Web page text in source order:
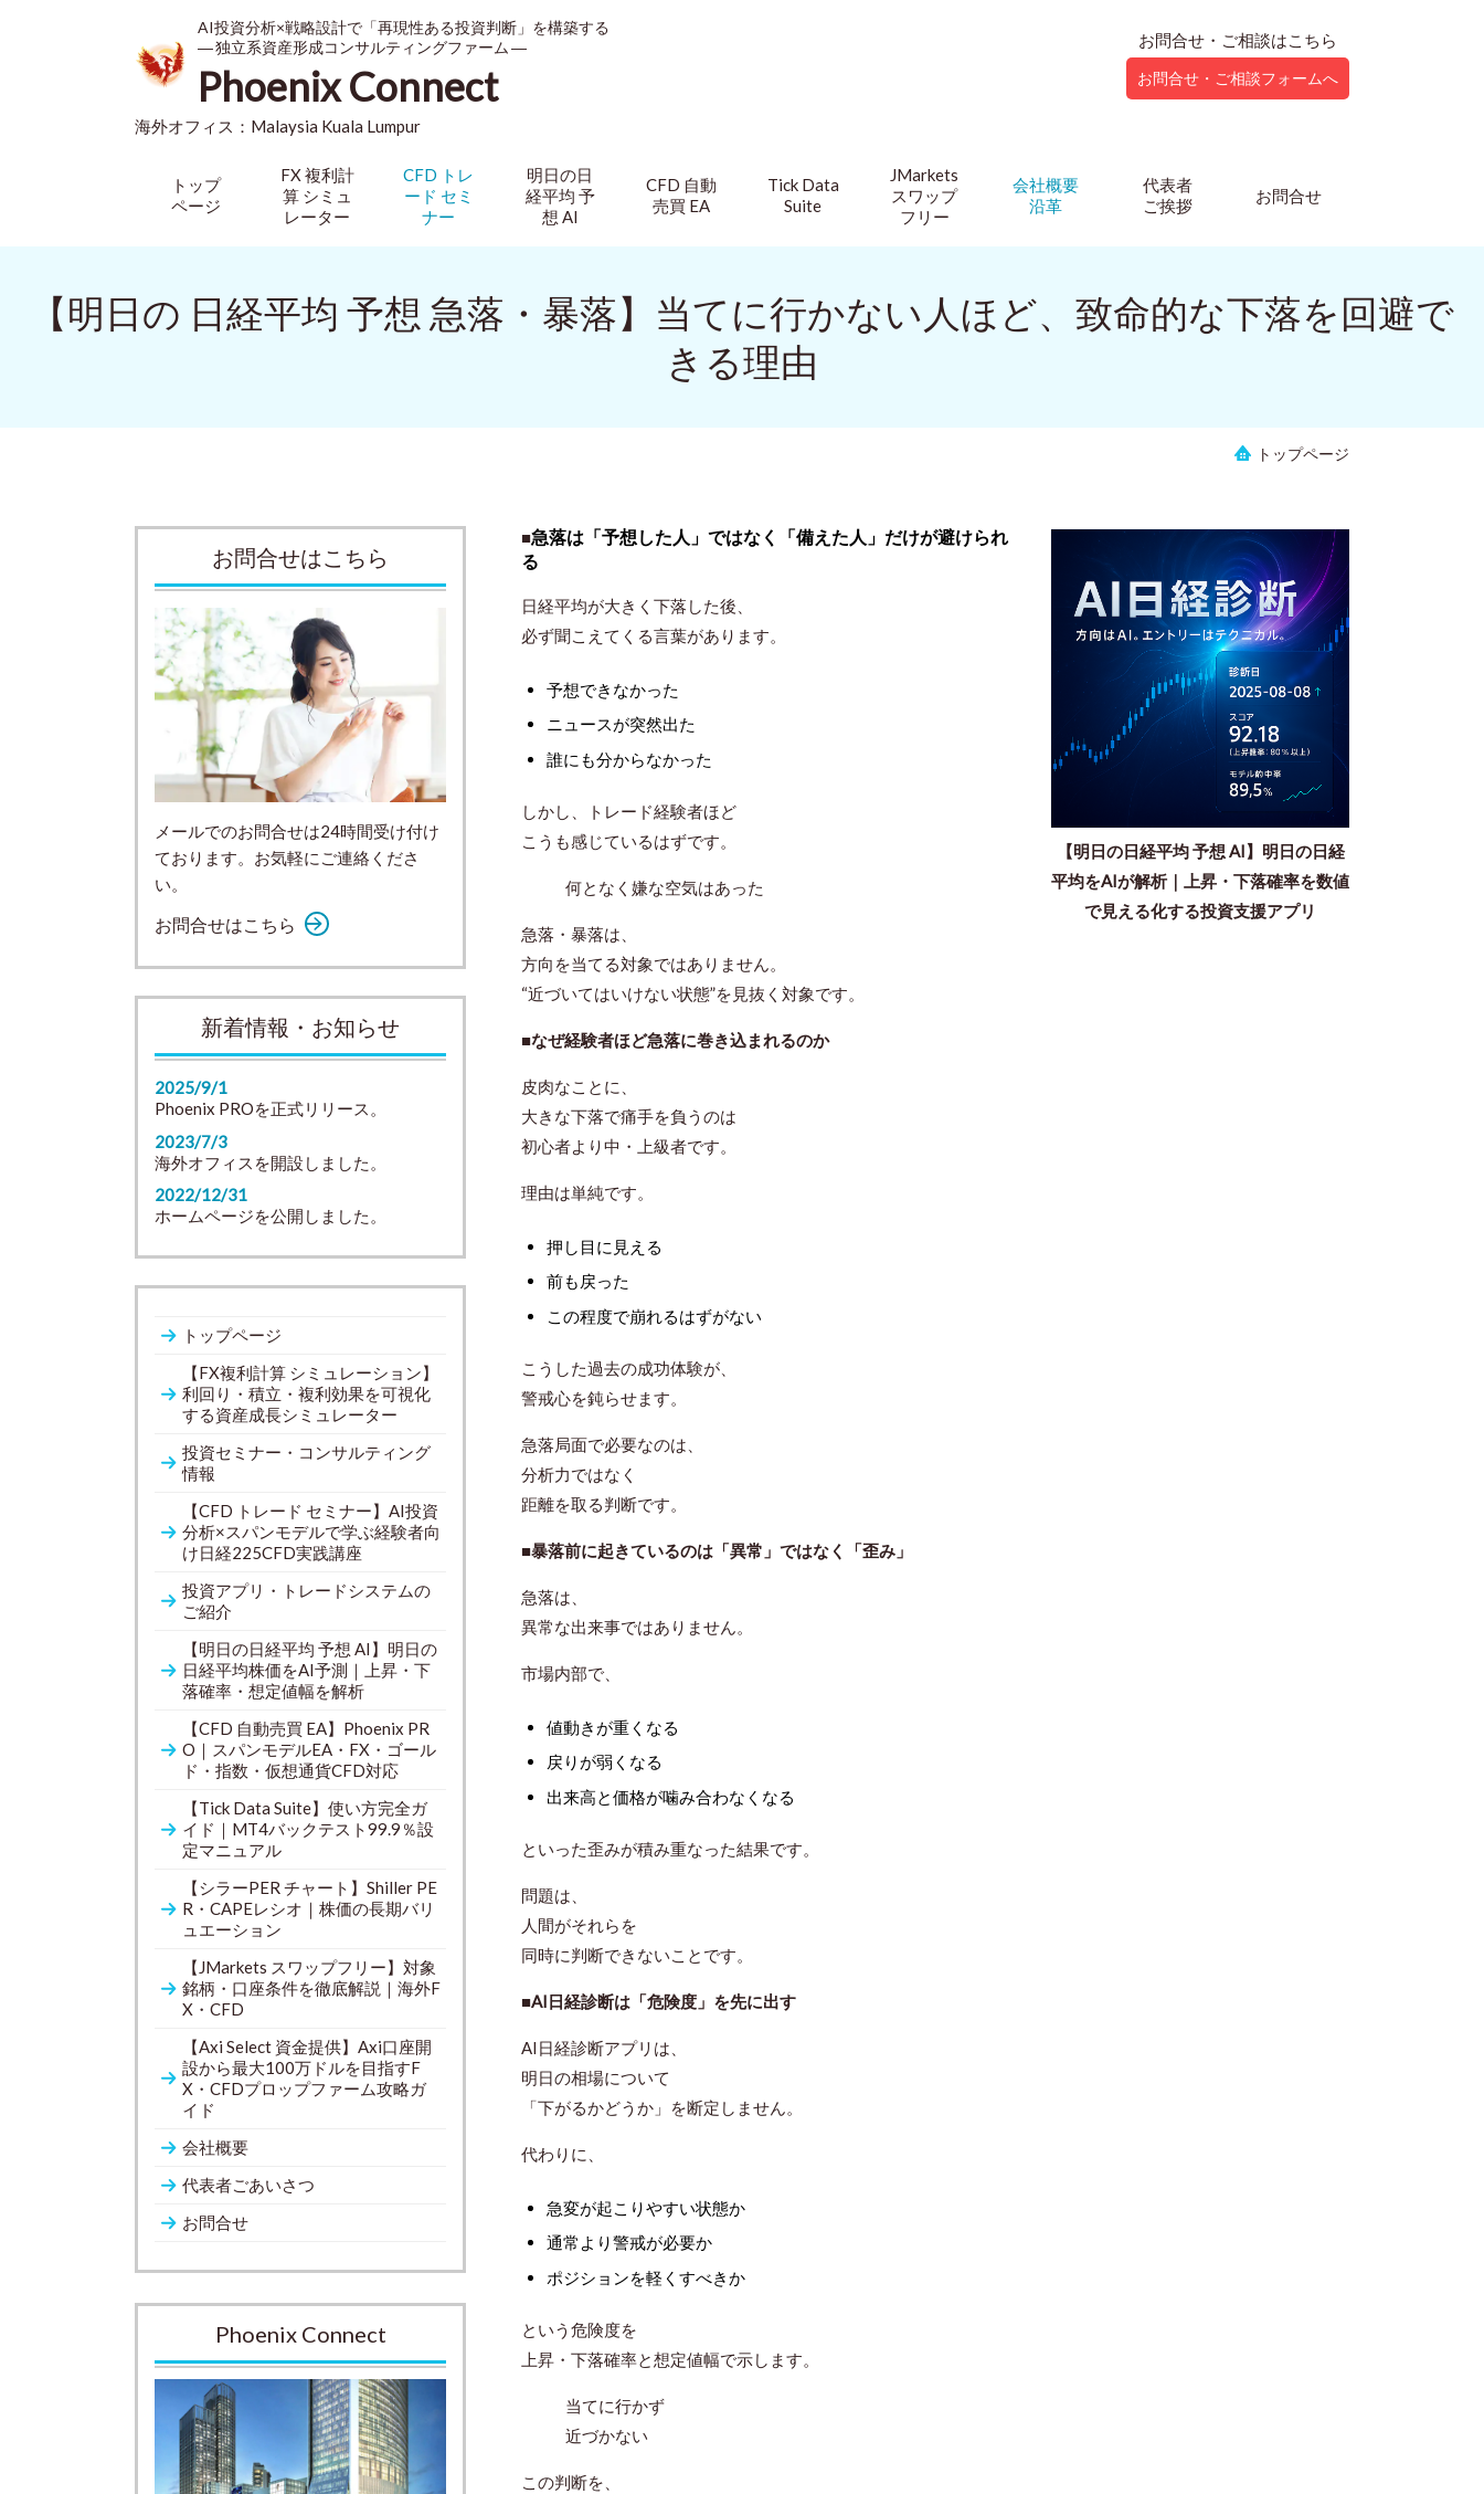
AI投資分析×戦略設計で「再現性ある投資判断」を構築する
― 独立系資産形成コンサルティングファーム ―
Phoenix Connect
海外オフィス： Malaysia Kuala Lumpur
お問合せ・ご相談はこちら
お問合せ・ご相談フォームへ
トップ
ページ
FX 複利計
算 シミュ
レーター
CFD トレ
ード セミ
ナー
明日の日
経平均 予
想 AI
CFD 自動
売買 EA
Tick Data
Suite
JMarkets
スワップ
フリー
会社概要
沿革
代表者
ご挨拶
お問合せ
【明日の 日経平均 予想 急落・暴落】当てに行かない人ほど、致命的な下落を回避で
きる理由
トップページ
【明日の日経平均 予想 AI】明日の日経
平均をAIが解析｜上昇・下落確率を数値
で見える化する投資支援アプリ
■急落は「予想した人」ではなく「備えた人」だけが避けられ
る
日経平均が大きく下落した後、
必ず聞こえてくる言葉があります。
予想できなかった
ニュースが突然出た
誰にも分からなかった
しかし、トレード経験者ほど
こうも感じているはずです。
何となく嫌な空気はあった
急落・暴落は、
方向を当てる対象ではありません。
“近づいてはいけない状態”を見抜く対象です。
■なぜ経験者ほど急落に巻き込まれるのか
皮肉なことに、
大きな下落で痛手を負うのは
初心者より中・上級者です。
理由は単純です。
押し目に見える
前も戻った
この程度で崩れるはずがない
こうした過去の成功体験が、
警戒心を鈍らせます。
急落局面で必要なのは、
分析力ではなく
距離を取る判断です。
■暴落前に起きているのは「異常」ではなく「歪み」
急落は、
異常な出来事ではありません。
市場内部で、
値動きが重くなる
戻りが弱くなる
出来高と価格が噛み合わなくなる
といった歪みが積み重なった結果です。
問題は、
人間がそれらを
同時に判断できないことです。
■AI日経診断は「危険度」を先に出す
AI日経診断アプリは、
明日の相場について
「下がるかどうか」を断定しません。
代わりに、
急変が起こりやすい状態か
通常より警戒が必要か
ポジションを軽くすべきか
という 危険度を
上昇・下落確率と想定値幅で示します。
当てに行かず
近づかない
この判断を、
お問合せはこちら
メールでのお問合せは24時間受け付け
ております。お気軽にご連絡くださ
い。
お問合せはこちら
新着情報・お知らせ
2025/9/1
Phoenix PROを正式リリース。
2023/7/3
海外オフィスを開設しました。
2022/12/31
ホームページを公開しました。
トップページ
【FX複利計算 シミュレーション】
利回り・積立・複利効果を可視化
する資産成長シミュレーター
投資セミナー・コンサルティング
情報
【CFD トレード セミナー】AI投資
分析×スパンモデルで学ぶ経験者向
け日経225CFD実践講座
投資アプリ・トレードシステムの
ご紹介
【明日の日経平均 予想 AI】明日の
日経平均株価をAI予測｜上昇・下
落確率・想定値幅を解析
【CFD 自動売買 EA】Phoenix PR
O｜スパンモデルEA・FX・ゴール
ド・指数・仮想通貨CFD対応
【Tick Data Suite】使い方完全ガ
イド｜MT4バックテスト99.9％設
定マニュアル
【シラーPER チャート】Shiller PE
R・CAPEレシオ｜株価の長期バリ
ュエーション
【JMarkets スワップフリー】対象
銘柄・口座条件を徹底解説｜海外F
X・CFD
【Axi Select 資金提供】Axi口座開
設から最大100万ドルを目指すF
X・CFDプロップファーム攻略ガ
イド
会社概要
代表者ごあいさつ
お問合せ
Phoenix Connect